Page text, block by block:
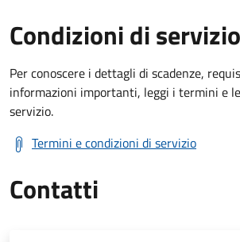
Condizioni di servizio
Per conoscere i dettagli di scadenze,
informazioni importanti, leggi i termini e
servizio.
Termini e condizioni di servizio
Contatti